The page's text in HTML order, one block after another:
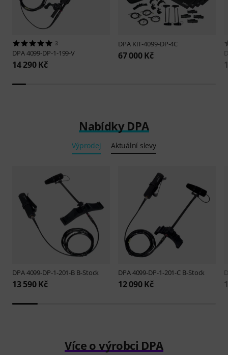
3
DPA4099-DP-1-199-V
14 290 Kč
DPA KIT-4099-DP-4C
67 000 Kč
Nabídky DPA
Výprodej Aktuální slevy
DPA4099-DP-1-201-B B-Stock
13 590 Kč
DPA4099-DP-1-201-C B-Stock
12 090 Kč
Více o výrobci DPA